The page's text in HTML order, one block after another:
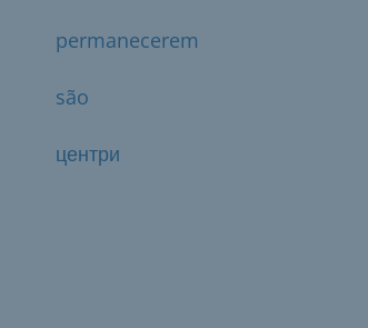
permanecerem
são
центри